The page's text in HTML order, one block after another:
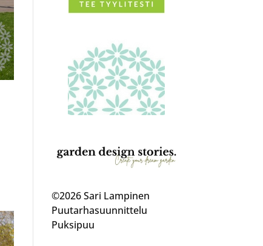
©2026 Sari Lampinen
Puutarhasuunnittelu
Puksipuu